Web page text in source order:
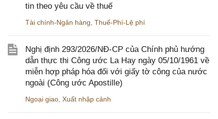
tin theo yêu cầu về thuế
Tài chính-Ngân hàng Thuế-Phí-Lệ phí
Nghị định 293/2026/NĐ-CP của Chính phủ hướng
dẫn thực thi Công ước La Hay ngày 05/10/1961 về
miễn hợp pháp hóa đối với giấy tờ công của nước
ngoài (Công ước Apostille)
Ngoại giao Xuất nhập cảnh